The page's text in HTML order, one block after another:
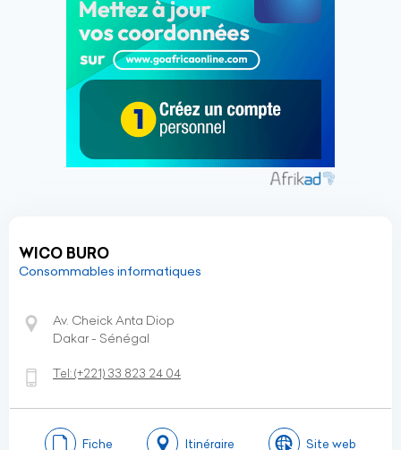
WICO BURO
Consommables informatiques
Av. Cheick Anta Diop
Dakar - Sénégal
Tel:(+221) 33 823 24 04
Fiche Itinéraire Site web